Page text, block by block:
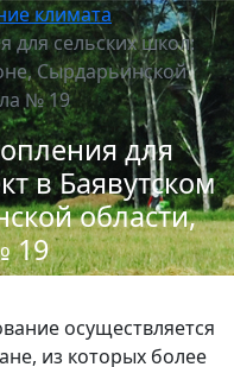
климата
для сельских школ:
Сырдарьинской
№ 19
для
в Баявутском
области,
19
осуществляется
из которых более